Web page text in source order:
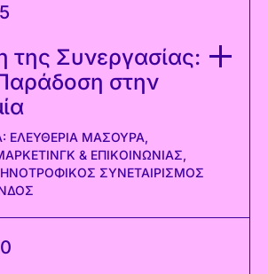
της Συνεργασίας:
στην
ΕΛΕΥΘΕΡΊΑ ΜΑΣΟΎΡΑ,
& ΕΠΙΚΟΙΝΩΝΊΑΣ,
ΣΥΝΕΤΑΙΡΙΣΜΌΣ